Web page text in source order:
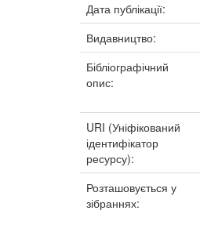
Дата публікації:
Видавництво:
Бібліографічний
опис:
URI (Уніфікований
ідентифікатор
ресурсу):
Розташовується у
зібраннях: